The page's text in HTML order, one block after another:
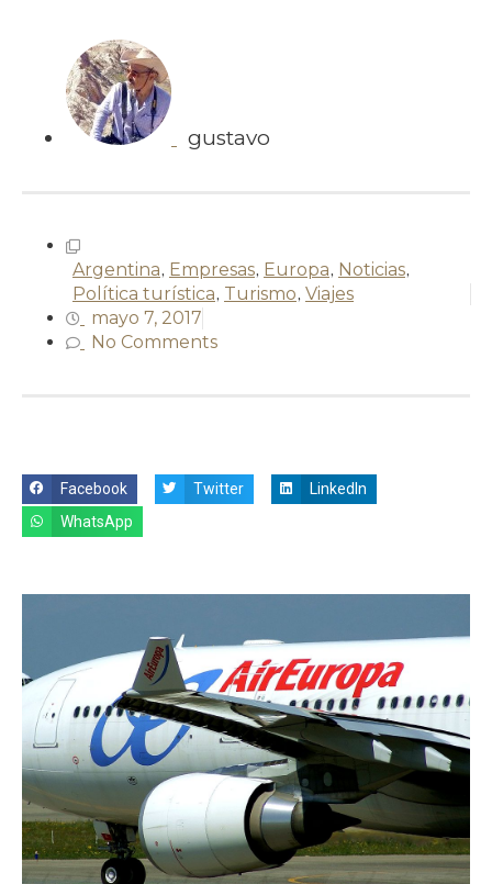
gustavo
Argentina, Empresas, Europa, Noticias,
Política turística, Turismo, Viajes
mayo 7, 2017
No Comments
Facebook Twitter
LinkedIn
WhatsApp